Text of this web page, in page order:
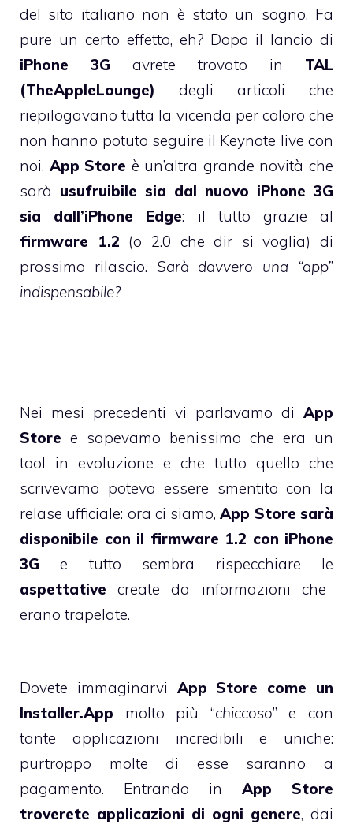
del sito italiano non è stato un sogno. Fa
pure un certo effetto, eh? Dopo il lancio di
iPhone 3G avrete trovato in TAL
(TheAppleLounge) degli articoli che
riepilogavano tutta la vicenda per coloro che
non hanno potuto seguire il Keynote live con
noi. App Store è un’altra grande novità che
sarà usufruibile sia dal nuovo iPhone 3G
sia dall’iPhone Edge: il tutto grazie al
firmware 1.2 (o 2.0 che dir si voglia) di
prossimo rilascio. Sarà davvero una “app”
indispensabile?
Nei mesi precedenti vi parlavamo di App
Store e sapevamo benissimo che era un
tool in evoluzione e che tutto quello che
scrivevamo poteva essere smentito con la
relase ufficiale: ora ci siamo,App Store sarà
disponibile con il firmware 1.2 con iPhone
3G e tutto sembra rispecchiare le
aspettative create da informazioni che
erano trapelate.
Dovete immaginarvi App Store come un
Installer.App molto più “chiccoso” e con
tante applicazioni incredibili e uniche:
purtroppo molte di esse saranno a
pagamento. Entrando in App Store
troverete applicazioni di ogni genere, dai